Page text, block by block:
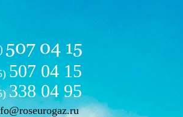
507 04 15
338 04 95